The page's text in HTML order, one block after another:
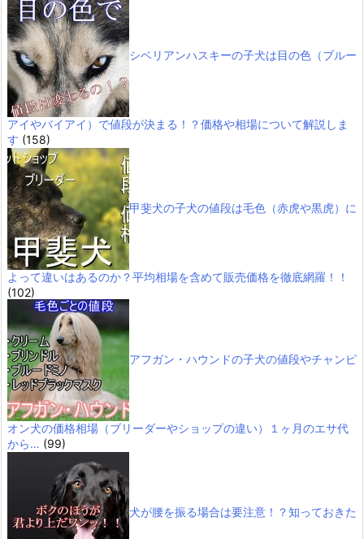
シベリアンハスキーの子犬は目の色（ブルー
アイやバイアイ）で値段が決まる！？価格や相場について解説しま
す (158)
甲斐犬の子犬の値段は毛色（赤虎や黒虎）に
よって違いはあるのか？平均相場を含めて販売価格を徹底網羅！！
(102)
アフガン・ハウンドの子犬の値段やチャンピ
オン犬の価格相場（ブリーダーやショップの違い）１ヶ月のエサ代
から… (99)
犬が腰を振る場合は要注意！？知っておきた